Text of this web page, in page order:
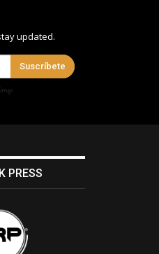
updated.
Suscríbete
PRESS